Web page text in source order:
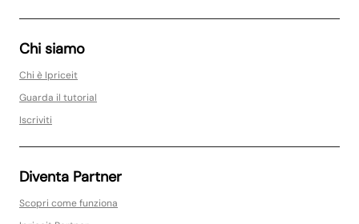
Chi siamo
Chi è Ipriceit
Guarda il tutorial
Iscriviti
Diventa Partner
Scopri come funziona